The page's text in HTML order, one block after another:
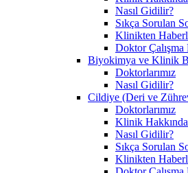
Nasıl Gidilir?
Sıkça Sorulan
Klinikten
Doktor Çalışma
Biyokimya ve Klinik
Doktorlarımız
Nasıl Gidilir?
Cildiye (Deri ve
Doktorlarımız
Klinik Hakkında
Nasıl Gidilir?
Sıkça Sorulan
Klinikten